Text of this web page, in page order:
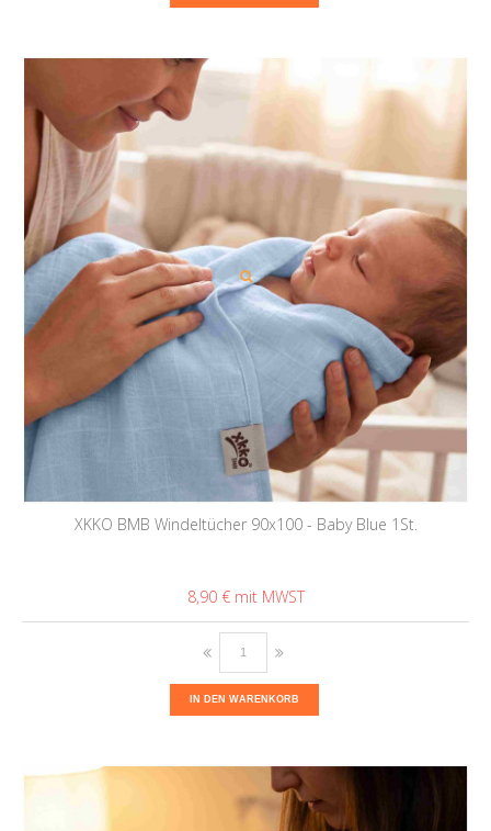
XKKO BMB Windeltücher 90x100 - Baby Blue 1St.
8,90 €
IN DEN WARENKORB